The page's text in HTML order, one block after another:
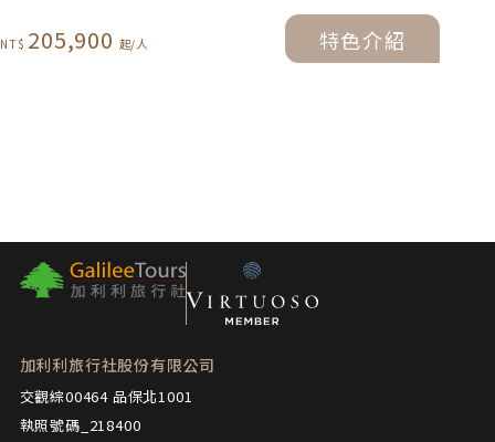
205,900 特色介紹
加利利旅行社股份有限公司
交觀綜00464 品保北1001
執照號碼_218400